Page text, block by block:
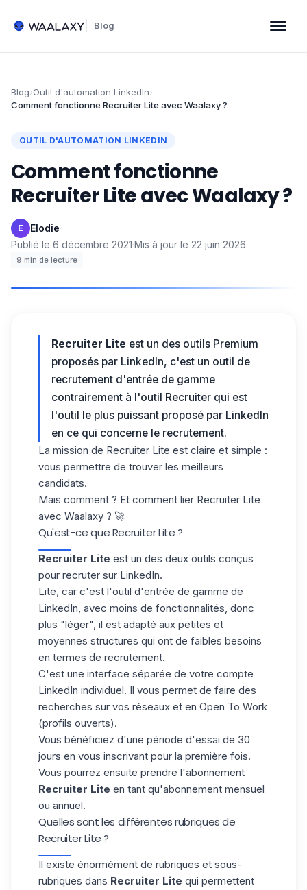
Blog
Blog›Outil d'automation LinkedIn›
Comment fonctionne Recruiter Lite avec Waalaxy ?
OUTIL D'AUTOMATION LINKEDIN
Comment fonctionne
Recruiter Lite avec Waalaxy ?
E Elodie·
Publié le 6 décembre 2021·Mis à jour le 22 juin 2026·
9 min de lecture
Recruiter Lite est un des outils Premium
proposés par LinkedIn, c'est un outil de
recrutement d'entrée de gamme
contrairement à l'outil Recruiter qui est
l'outil le plus puissant proposé par LinkedIn
en ce qui concerne le recrutement.
La mission de Recruiter Lite est claire et simple :
vous permettre de trouver les meilleurs
candidats.
Mais comment ? Et comment lier Recruiter Lite
avec Waalaxy ? 🚀
Qu'est-ce que Recruiter Lite ?
Recruiter Lite est un des deux outils conçus
pour recruter sur LinkedIn.
Lite, car c'est l'outil d'entrée de gamme de
LinkedIn, avec moins de fonctionnalités, donc
plus "léger", il est adapté aux petites et
moyennes structures qui ont de faibles besoins
en termes de recrutement.
C'est une interface séparée de votre compte
LinkedIn individuel. Il vous permet de faire des
recherches sur vos réseaux et en Open To Work
(profils ouverts).
Vous bénéficiez d'une période d'essai de 30
jours en vous inscrivant pour la première fois.
Vous pourrez ensuite prendre l'abonnement
Recruiter Lite en tant qu'abonnement mensuel
ou annuel.
Quelles sont les différentes rubriques de
Recruiter Lite ?
Il existe énormément de rubriques et sous-
rubriques dans Recruiter Lite qui permettent